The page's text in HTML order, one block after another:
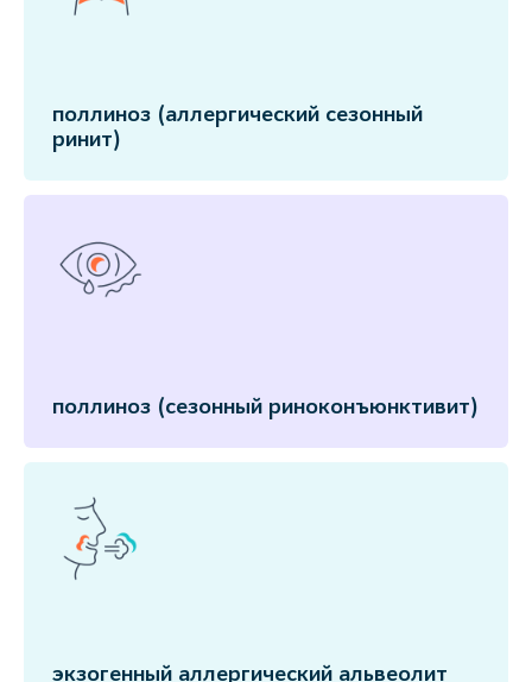
поллиноз (аллергический сезонный
ринит)
поллиноз (сезонный риноконъюнктивит)
экзогенный аллергический альвеолит